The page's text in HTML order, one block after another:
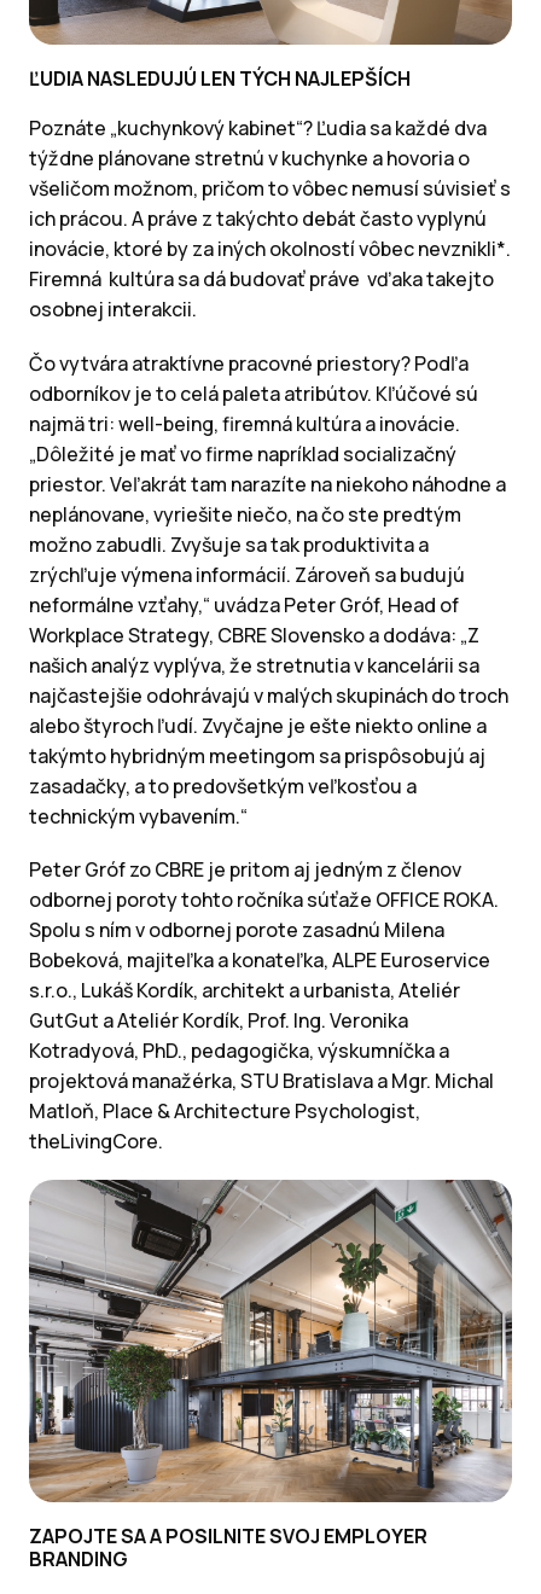
ĽUDIA NASLEDUJÚ LEN TÝCH NAJLEPŠÍCH
Poznáte „kuchynkový kabinet“? Ľudia sa každé dva
týždne plánovane stretnú v kuchynke a hovoria o
všeličom možnom, pričom to vôbec nemusí súvisieť s
ich prácou. A práve z takýchto debát často vyplynú
inovácie, ktoré by za iných okolností vôbec nevznikli*.
Firemná kultúra sa dá budovať práve vďaka takejto
osobnej interakcii.
Čo vytvára atraktívne pracovné priestory? Podľa
odborníkov je to celá paleta atribútov. Kľúčové sú
najmä tri: well-being, firemná kultúra a inovácie.
„Dôležité je mať vo firme napríklad socializačný
priestor. Veľakrát tam narazíte na niekoho náhodne a
neplánovane, vyriešite niečo, na čo ste predtým
možno zabudli. Zvyšuje sa tak produktivita a
zrýchľuje výmena informácií. Zároveň sa budujú
neformálne vzťahy,“ uvádza Peter Gróf, Head of
Workplace Strategy, CBRE Slovensko a dodáva: „Z
našich analýz vyplýva, že stretnutia v kancelárii sa
najčastejšie odohrávajú v malých skupinách do troch
alebo štyroch ľudí. Zvyčajne je ešte niekto online a
takýmto hybridným meetingom sa prispôsobujú aj
zasadačky, a to predovšetkým veľkosťou a
technickým vybavením.“
Peter Gróf zo CBRE je pritom aj jedným z členov
odbornej poroty tohto ročníka súťaže OFFICE ROKA.
Spolu s ním v odbornej porote zasadnú Milena
Bobeková, majiteľka a konateľka, ALPE Euroservice
s.r.o., Lukáš Kordík, architekt a urbanista, Ateliér
GutGut a Ateliér Kordík, Prof. Ing. Veronika
Kotradyová, PhD., pedagogička, výskumníčka a
projektová manažérka, STU Bratislava a Mgr. Michal
Matloň, Place & Architecture Psychologist,
theLivingCore.
ZAPOJTE SA A POSILNITE SVOJ EMPLOYER
BRANDING